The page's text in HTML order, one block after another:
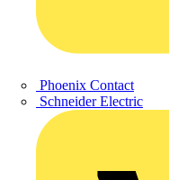
Phoenix Contact
Schneider Electric